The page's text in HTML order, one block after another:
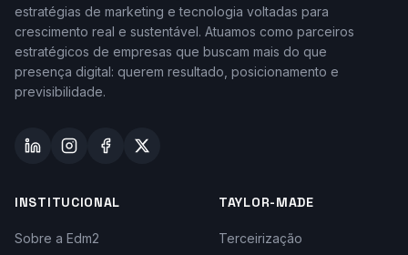
estratégias de marketing e tecnologia voltadas para
crescimento real e sustentável. Atuamos como parceiros
estratégicos de empresas que buscam mais do que
presença digital: querem resultado, posicionamento e
previsibilidade.
INSTITUCIONAL
Sobre a Edm2
TAYLOR-MADE
Terceirização